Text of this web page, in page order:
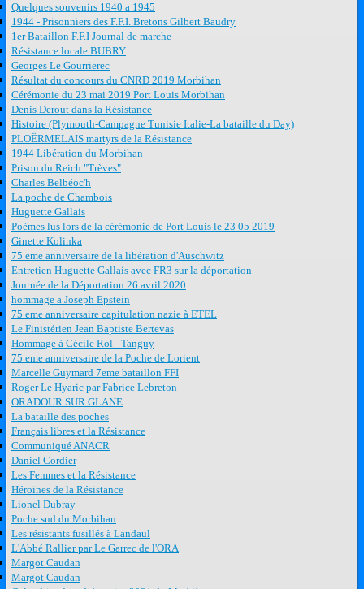
Quelques souvenirs 1940 a 1945
1944 - Prisonniers des F.F.I. Bretons Gilbert Baudry
1er Bataillon F.F.I Journal de marche
Résistance locale BUBRY
Georges Le Gourrierec
Résultat du concours du CNRD 2019 Morbihan
Cérémonie du 23 mai 2019 Port Louis Morbihan
Denis Derout dans la Résistance
Histoire (Plymouth-Campagne Tunisie Italie-La bataille du Day)
PLOËRMELAIS martyrs de la Résistance
1944 Libération du Morbihan
Prison du Reich "Trèves"
Charles Belbéoc'h
La poche de Chambois
Huguette Gallais
Poèmes lus lors de la cérémonie de Port Louis le 23 05 2019
Ginette Kolinka
75 eme anniversaire de la libération d'Auschwitz
Entretien Huguette Gallais avec FR3 sur la déportation
Journée de la Déportation 26 avril 2020
hommage a Joseph Epstein
75 eme anniversaire capitulation nazie à ETEL
Le Finistérien Jean Baptiste Bertevas
Hommage à Cécile Rol - Tanguy
75 eme anniversaire de la Poche de Lorient
Marcelle Guymard 7eme bataillon FFI
Roger Le Hyaric par Fabrice Lebreton
ORADOUR SUR GLANE
La bataille des poches
Français libres et la Résistance
Communiqué ANACR
Daniel Cordier
Les Femmes et la Résistance
Héroïnes de la Résistance
Lionel Dubray
Poche sud du Morbihan
Les résistants fusillés à Landaul
L'Abbé Rallier par Le Garrec de l'ORA
Margot Caudan
Margot Caudan